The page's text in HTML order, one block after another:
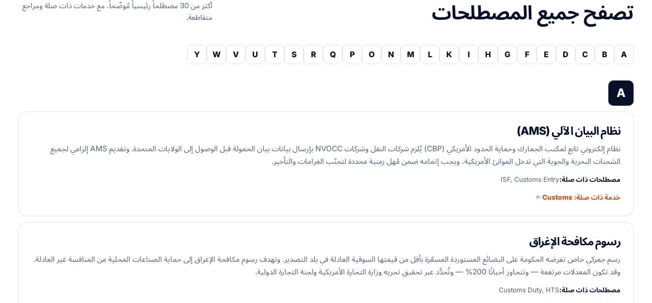
تصفح جميع المصطلحات
أكثر من 30 مصطلحاً رئيسياً مُوضّحاً، مع خدمات ذات صلة ومراجع
متقاطعة.
A
B
C
D
E
F
G
H
I
K
L
M
N
O
P
Q
R
S
T
U
V
W
Y
A
نظام البيان الآلي (AMS)
نظام إلكتروني تابع لمكتب الجمارك وحماية الحدود الأمريكي (CBP) يُلزم شركات النقل وشركات NVOCC بإرسال بيانات بيان الحمولة قبل الوصول إلى الولايات المتحدة. وتقديم AMS إلزامي لجميع
الشحنات البحرية والجوية التي تدخل الموانئ الأمريكية، ويجب إتمامه ضمن مُهل زمنية محددة لتجنّب الغرامات والتأخير.
مصطلحات ذات صلة:ISF, Customs Entry
خدمة ذات صلة: Customs
رسوم مكافحة الإغراق
رسم جمركي خاص تفرضه الحكومة على البضائع المستوردة المسعّرة بأقل من قيمتها السوقية العادلة في بلد التصدير. وتهدف رسوم مكافحة الإغراق إلى حماية الصناعات المحلية من المنافسة غير العادلة.
وقد تكون المعدلات مرتفعة — وتتجاوز أحيانًا 200% — وتُحدَّد عبر تحقيق تجريه وزارة التجارة الأمريكية ولجنة التجارة الدولية.
مصطلحات ذات صلة:Customs Duty, HTS